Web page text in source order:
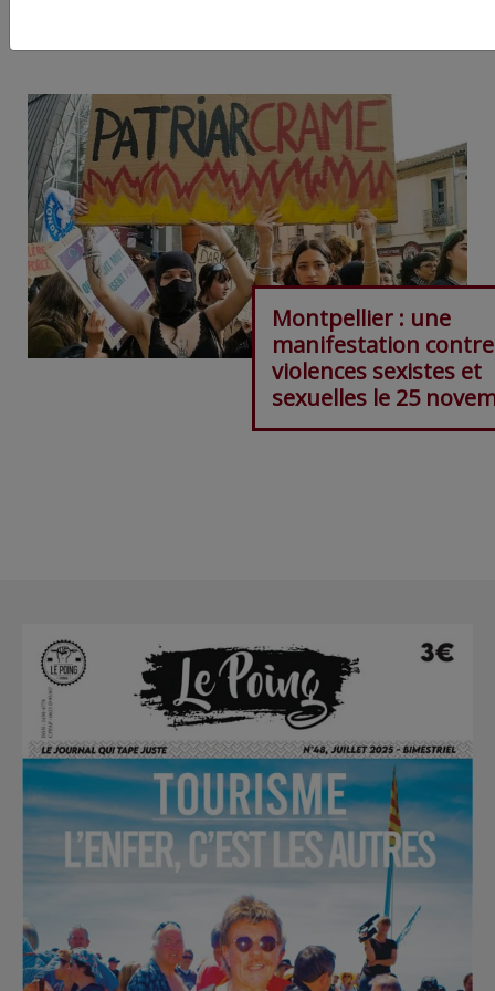
Montpellier : une
manifestation
violences sexistes et
sexuelles le 25